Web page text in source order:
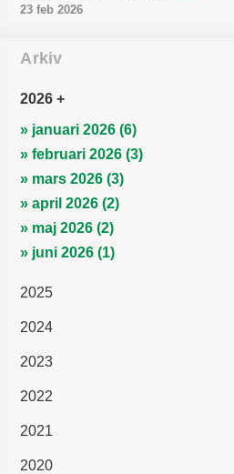
23 feb 2026
Arkiv
2026
» januari 2026 (6)
» februari 2026 (3)
» mars 2026 (3)
» april 2026 (2)
» maj 2026 (2)
» juni 2026 (1)
2025
2024
2023
2022
2021
2020